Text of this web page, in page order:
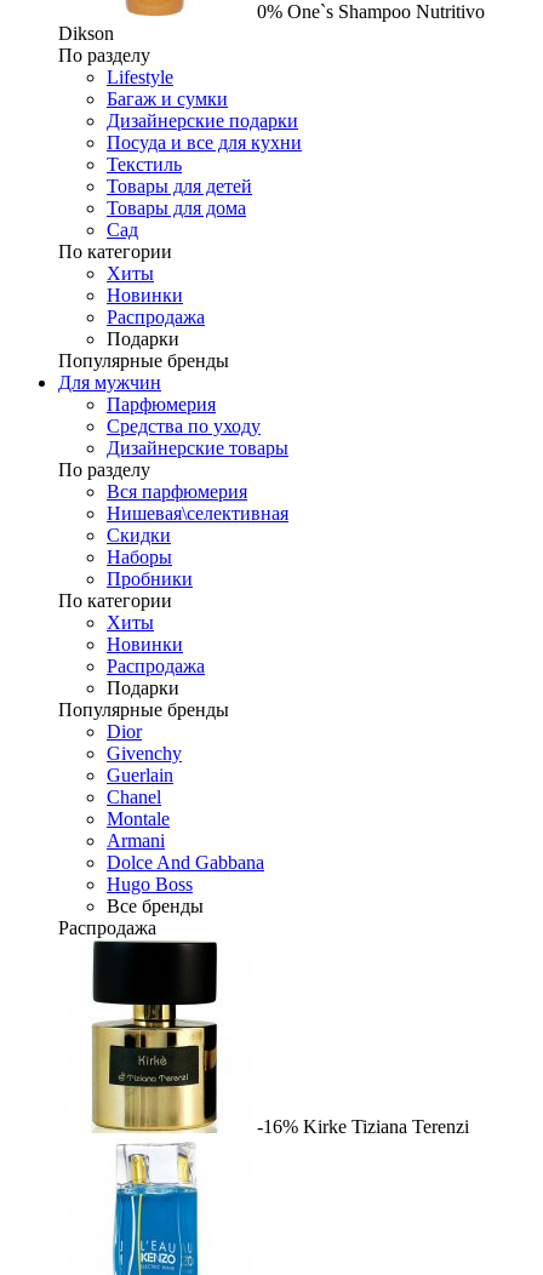
0% One`s Shampoo Nutritivo
Dikson
По разделу
Lifestyle
Багаж и сумки
Дизайнерские подарки
Посуда и все для кухни
Текстиль
Товары для детей
Товары для дома
Сад
По категории
Хиты
Новинки
Распродажа
Подарки
Популярные бренды
Для мужчин
Парфюмерия
Средства по уходу
Дизайнерские товары
По разделу
Вся парфюмерия
Нишевая\селективная
Скидки
Наборы
Пробники
По категории
Хиты
Новинки
Распродажа
Подарки
Популярные бренды
Dior
Givenchy
Guerlain
Chanel
Montale
Armani
Dolce And Gabbana
Hugo Boss
Все бренды
Распродажа
-16% Kirke Tiziana Terenzi